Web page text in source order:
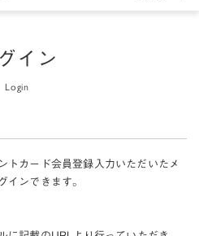
イン
Login
トカード会員登録入力いただいたメ
インできます。